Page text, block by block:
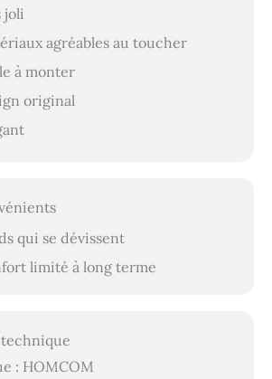
joli
agréables au toucher
à monter
original
qui se dévissent
limité à long terme
: HOMCOM